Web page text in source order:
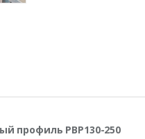
профиль PBP130-250